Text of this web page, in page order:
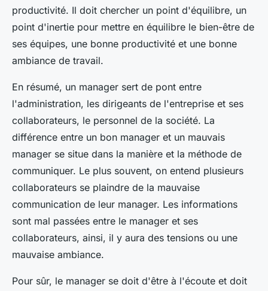
productivité. Il doit chercher un point d'équilibre, un
point d'inertie pour mettre en équilibre le bien-être de
ses équipes, une bonne productivité et une bonne
ambiance de travail.
En résumé, un manager sert de pont entre
l'administration, les dirigeants de l'entreprise et ses
collaborateurs, le personnel de la société. La
différence entre un bon manager et un mauvais
manager se situe dans la manière et la méthode de
communiquer. Le plus souvent, on entend plusieurs
collaborateurs se plaindre de la mauvaise
communication de leur manager. Les informations
sont mal passées entre le manager et ses
collaborateurs, ainsi, il y aura des tensions ou une
mauvaise ambiance.
Pour sûr, le manager se doit d'être à l'écoute et doit